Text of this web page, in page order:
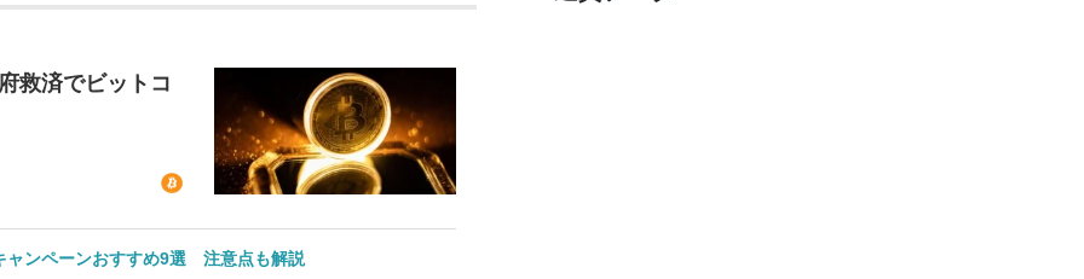
救済でビットコ
ャンペーンおすすめ9選 注意点も解説